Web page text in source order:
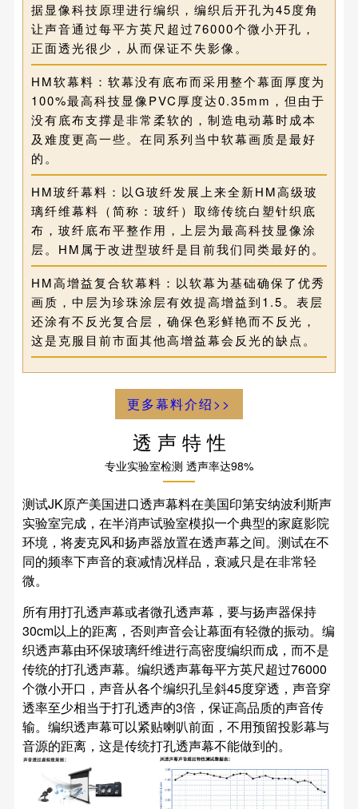
据显像科技原理进行编织，编织后开孔为45度角
让声音通过每平方英尺超过76000个微小开孔，
正面透光很少，从而保证不失影像。
HM软幕料：软幕没有底布而采用整个幕面厚度为
100%最高科技显像PVC厚度达0.35mm，但由于
没有底布支撑是非常柔软的，制造电动幕时成本
及难度更高一些。在同系列当中软幕画质是最好
的。
HM玻纤幕料：以G玻纤发展上来全新HM高级玻
璃纤维幕料（简称：玻纤）取缔传统白塑针织底
布，玻纤底布平整作用，上层为最高科技显像涂
层。HM属于改进型玻纤是目前我们同类最好的。
HM高增益复合软幕料：以软幕为基础确保了优秀
画质，中层为珍珠涂层有效提高增益到1.5。表层
还涂有不反光复合层，确保色彩鲜艳而不反光，
这是克服目前市面其他高增益幕会反光的缺点。
更多幕料介绍>>
透 声 特 性
专业实验室检测 透声率达98%
测试JK原产美国进口透声幕料在美国印第安纳波利斯声
实验室完成，在半消声试验室模拟一个典型的家庭影院
环境，将麦克风和扬声器放置在透声幕之间。测试在不
同的频率下声音的衰减情况样品，衰减只是在非常轻
微。
所有用打孔透声幕或者微孔透声幕，要与扬声器保持
30cm以上的距离，否则声音会让幕面有轻微的振动。编
织透声幕由环保玻璃纤维进行高密度编织而成，而不是
传统的打孔透声幕。编织透声幕每平方英尺超过76000
个微小开口，声音从各个编织孔呈斜45度穿透，声音穿
透率至少相当于打孔透声的3倍，保证高品质的声音传
输。编织透声幕可以紧贴喇叭前面，不用预留投影幕与
音源的距离，这是传统打孔透声幕不能做到的。